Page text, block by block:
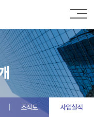
조직도 사업실적